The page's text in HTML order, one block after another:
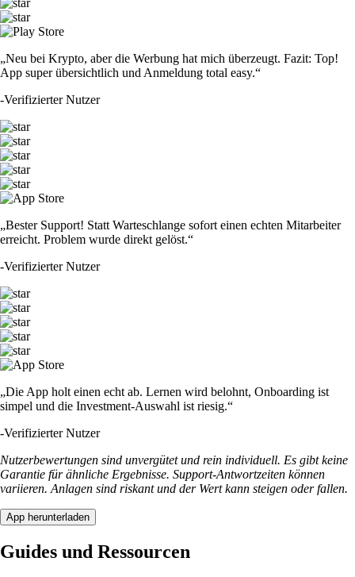
„Neu bei Krypto, aber die Werbung hat mich überzeugt. Fazit: Top!
App super übersichtlich und Anmeldung total easy.“
-Verifizierter Nutzer
„Bester Support! Statt Warteschlange sofort einen echten Mitarbeiter
erreicht. Problem wurde direkt gelöst.“
-Verifizierter Nutzer
„Die App holt einen echt ab. Lernen wird belohnt, Onboarding ist
simpel und die Investment-Auswahl ist riesig.“
-Verifizierter Nutzer
Nutzerbewertungen sind unvergütet und rein individuell. Es gibt keine
Garantie für ähnliche Ergebnisse. Support-Antwortzeiten können
variieren. Anlagen sind riskant und der Wert kann steigen oder fallen.
App herunterladen
Guides und Ressourcen